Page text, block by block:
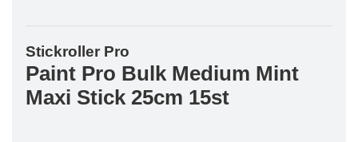
Stickroller Pro
Paint Pro Bulk Medium Mint
Maxi Stick 25cm 15st